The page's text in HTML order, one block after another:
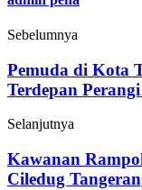
Sebelumnya
Pemuda di Kota
Terdepan
Selanjutnya
Kawanan
Ciledug